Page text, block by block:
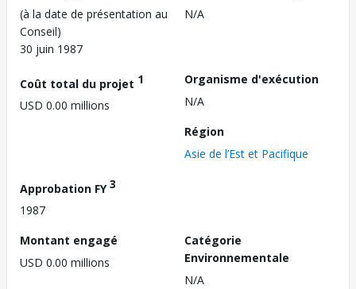
(à la date de présentation au
Conseil)
30 juin 1987
N/A
Coût total du projet 1
USD 0.00 millions
Organisme d'exécution
N/A
Région
Asie de l’Est et Pacifique
Approbation FY3
1987
Montant engagé
USD 0.00 millions
Catégorie
Environnementale
N/A